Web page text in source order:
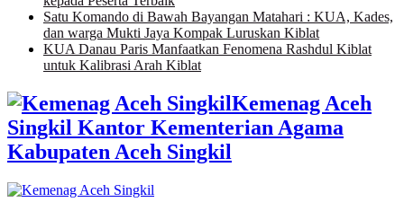
Satu Komando di Bawah Bayangan Matahari : KUA, Kades,
dan warga Mukti Jaya Kompak Luruskan Kiblat
KUA Danau Paris Manfaatkan Fenomena Rashdul Kiblat
untuk Kalibrasi Arah Kiblat
Kemenag Aceh
Singkil Kantor Kementerian Agama
Kabupaten Aceh Singkil